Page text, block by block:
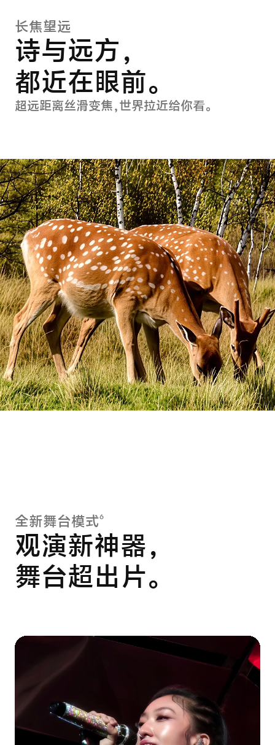
长焦望远
诗与远方，
都近在眼前。
超远距离丝滑变焦，世界拉近给你看。
全新舞台模式6
观演新神器，
舞台超出片。